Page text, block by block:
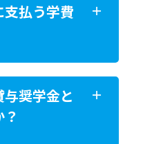
＋
払う学費
＋
奨学金と